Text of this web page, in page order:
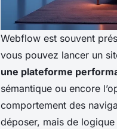
Webflow est souvent
vous pouvez lancer un
une plateforme
sémantique ou encore
comportement des
déposer, mais de